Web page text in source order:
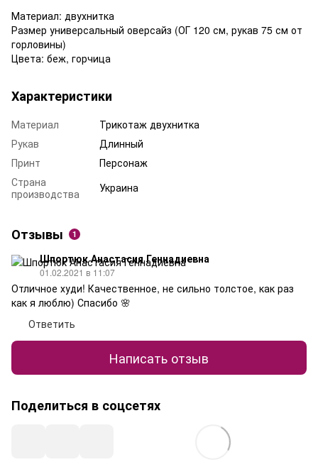
Материал: двухнитка
Размер универсальный оверсайз (ОГ 120 см, рукав 75 см от
горловины)
Цвета: беж, горчица
Характеристики
Материал
Трикотаж двухнитка
Рукав
Длинный
Принт
Персонаж
Страна
производства
Украина
Отзывы 1
Шпортюк Анастасия Геннадиевна
01.02.2021 в 11:07
Отличное худи! Качественное, не сильно толстое, как раз
как я люблю) Спасибо 🌸
Ответить
Написать отзыв
Поделиться в соцсетях